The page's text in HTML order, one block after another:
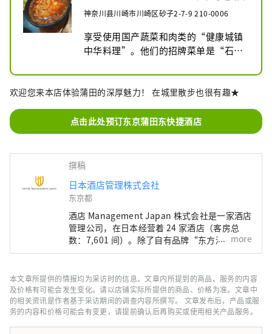
神奈川县川崎市川崎区砂子2-7-9 210-0006
享受使用国产蔬菜和肉类的“健康城镇
中华料理”。他们的招牌菜单是“石烧
欢迎您来本店体验蒲田的深厚魅力！ 在城里散步也很有趣★
点击此处预订东京蒲田东快捷酒店
撰稿
日本酒店管理株式会社
东京都
酒店 Management Japan 株式会社是一家酒店
管理公司，在日本经营着 24 家酒店（客房总
数：7,601 间）。除了自有品牌“东方酒店”和
“东方快车酒店”外，该公司还管理和经营各种
店”。
more
本文章所提供的情报均为采访时的信息。文章内所提到的商品、服务的内容
及价格有可能会发生变化。请以店铺实际所提供的商品、价格为准。文章中
的相关资讯是作者基于采访期间的调查内容所撰写。 文章发布后，产品或服
务的内容和价格可能会有变更，请提前确认后再购买或使用相关产品服务。